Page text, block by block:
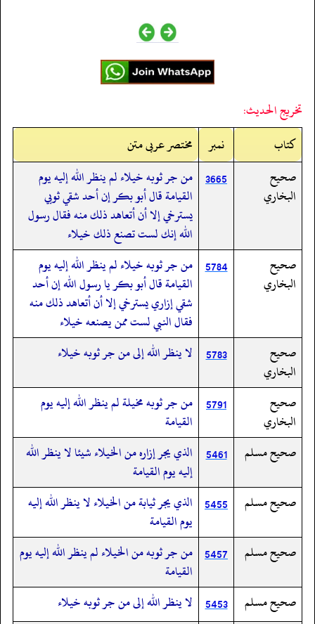
تخريج الحديث:
کتاب
نمبر
مختصر عربی متن
صحيح
البخاري
3665 من جر ثوبه خيلاء لم ينظر الله إليه يوم
القيامة قال أبو بكر إن أحد شقي ثوبي
يسترخي إلا أن أتعاهد ذلك منه فقال رسول
الله إنك لست تصنع ذلك خيلاء
صحيح
البخاري
5784 من جر ثوبه خيلاء لم ينظر الله إليه يوم
القيامة قال أبو بكر يا رسول الله إن أحد
شقي إزاري يسترخي إلا أن أتعاهد ذلك منه
فقال النبي لست ممن يصنعه خيلاء
صحيح
البخاري
5783 لا ينظر الله إلى من جر ثوبه خيلاء
صحيح
البخاري
5791 من جر ثوبه مخيلة لم ينظر الله إليه يوم
القيامة
صحيح مسلم
5461
الذي يجر إزاره من الخيلاء شيئا لا ينظر الله
إليه يوم القيامة
صحيح مسلم
5455 الذي يجر ثيابة من الخيلاء لا ينظر الله إليه
يوم القيامة
صحيح مسلم
5457 من جر ثوبه من الخيلاء لم ينظر الله إليه يوم
القيامة
صحيح مسلم
5453 لا ينظر الله إلى من جر ثوبه خيلاء